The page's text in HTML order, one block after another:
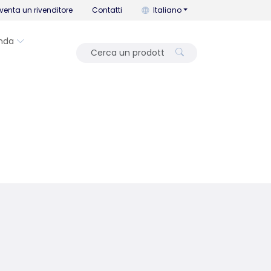
un rivenditore Contatti Puoi cambiare la lingua con
Italiano